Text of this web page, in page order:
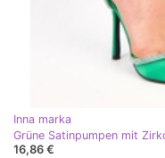
Inna marka
Grüne Satinpumpen mit
16,86 €